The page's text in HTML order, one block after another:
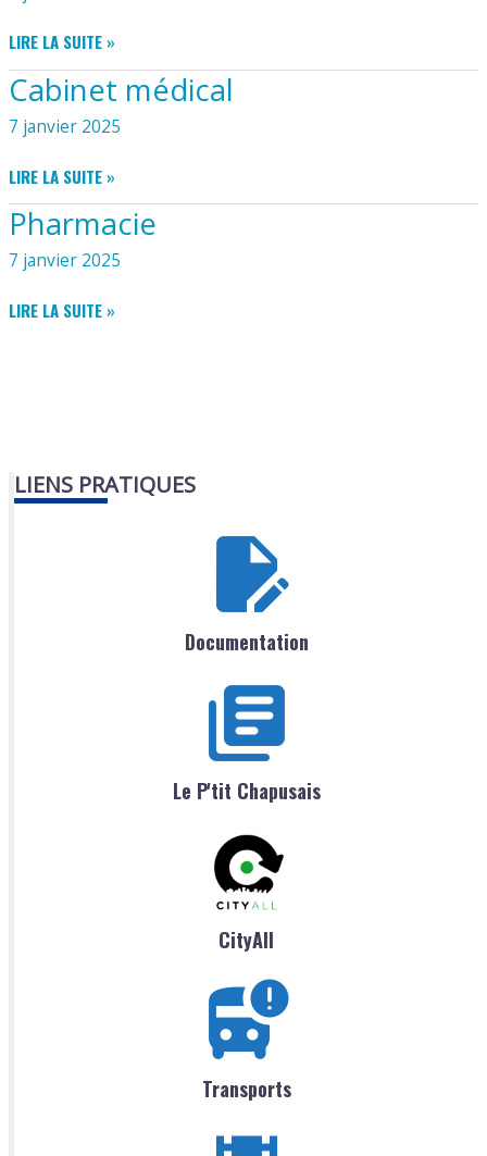
INFIRMIÈRES
:
NADÈGE
ET
FILLON
LIRE LA SUITE »
Cabinet médical
7 janvier 2025
CABINET
MÉDICAL
LIRE LA SUITE »
Pharmacie
7 janvier 2025
PHARMACIE
LIRE LA SUITE »
LIENS PRATIQUES
Documentation
Le P'tit Chapusais
CityAll
Transports